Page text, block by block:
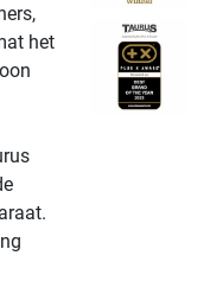
het